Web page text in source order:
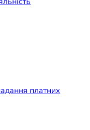
платних